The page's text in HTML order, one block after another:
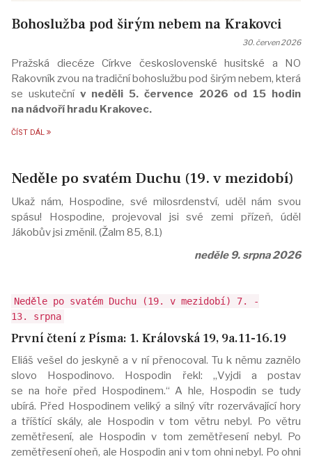
Bohoslužba pod širým nebem na Krakovci
30. červen 2026
Pražská diecéze Církve československé husitské a NO
Rakovník zvou na tradiční bohoslužbu pod širým nebem, která
se uskuteční v neděli 5. července 2026 od 15 hodin
na nádvoří hradu Krakovec.
ČÍST DÁL
Neděle po svatém Duchu (19. v mezidobí)
Ukaž nám, Hospodine, své milosrdenství, uděl nám svou
spásu! Hospodine, projevoval jsi své zemi přízeň, úděl
Jákobův jsi změnil. (Žalm 85, 8.1)
neděle 9. srpna 2026
Neděle po svatém Duchu (19. v mezidobí) 7. -
13. srpna
První čtení z Písma: 1. Královská 19, 9a.11-16.19
Eliáš vešel do jeskyně a v ní přenocoval. Tu k němu zaznělo
slovo Hospodinovo. Hospodin řekl: „Vyjdi a postav
se na hoře před Hospodinem.“ A hle, Hospodin se tudy
ubírá. Před Hospodinem veliký a silný vítr rozervávající hory
a tříštící skály, ale Hospodin v tom větru nebyl. Po větru
zemětřesení, ale Hospodin v tom zemětřesení nebyl. Po
zemětřesení oheň, ale Hospodin ani v tom ohni nebyl. Po ohni